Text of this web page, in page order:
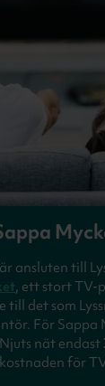
ansluten till
, ett stort TV-
till det som
För
nät endast
för